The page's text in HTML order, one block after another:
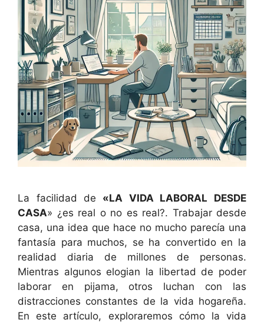
La facilidad de «LA VIDA LABORAL DESDE
CASA» ¿es real o no es real?. Trabajar desde
casa, una idea que hace no mucho parecía una
fantasía para muchos, se ha convertido en la
realidad diaria de millones de personas.
Mientras algunos elogian la libertad de poder
laborar en pijama, otros luchan con las
distracciones constantes de la vida hogareña.
En este artículo, exploraremos cómo la vida